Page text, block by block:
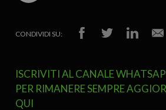
CONDIVIDI SU:
ISCRIVITI AL CANALE
PER RIMANERE SEMPRE
QUI